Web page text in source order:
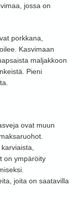
jossa on
porkkana,
Kasvimaan
maljakkoon
Pieni
ovat muun
on ympäröity
joita on saatavilla